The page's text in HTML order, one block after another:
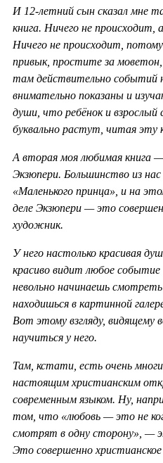
И 12-летний сын сказал мне
книга. Ничего не
Ничего не происходит,
привык, простите за
там действительно событий
внимательно показаны и
души, что ребёнок и
буквально растут, читая эту
А вторая моя любимая книга
Экзюпери. Большинство из
«Маленького принца», и на
деле Экзюпери — это
художник.
У него настолько красивая
красиво видит любое
невольно начинаешь
находишься в картинной
Вот этому взгляду,
научиться у него.
Там, кстати, есть очень
настоящим христианским
современным языком. Ну,
том, что «любовь — это не
смотрят в одну сторону», —
Это совершенно